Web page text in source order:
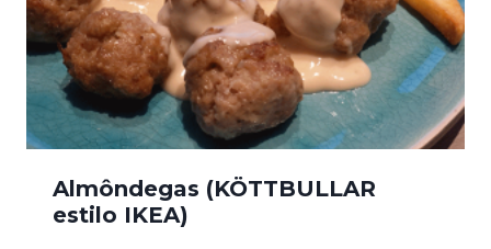
Almôndegas (KÖTTBULLAR
estilo IKEA)